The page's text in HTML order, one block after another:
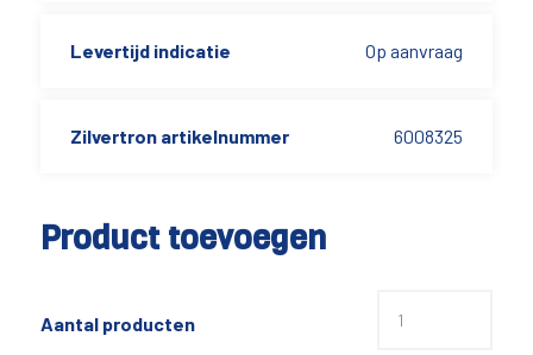
Product toevoegen
Aantal producten
Levertijd indicatie Op aanvraag
Zilvertron artikelnummer 6008325